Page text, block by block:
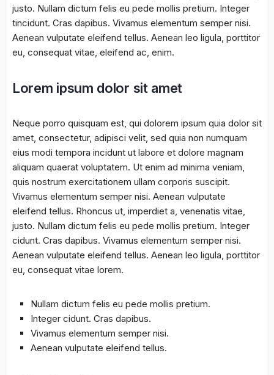
justo. Nullam dictum felis eu pede mollis pretium. Integer
tincidunt. Cras dapibus. Vivamus elementum semper nisi.
Aenean vulputate eleifend tellus. Aenean leo ligula, porttitor
eu, consequat vitae, eleifend ac, enim.
Lorem ipsum dolor sit amet
Neque porro quisquam est, qui dolorem ipsum quia dolor sit
amet, consectetur, adipisci velit, sed quia non numquam
eius modi tempora incidunt ut labore et dolore magnam
aliquam quaerat voluptatem. Ut enim ad minima veniam,
quis nostrum exercitationem ullam corporis suscipit.
Vivamus elementum semper nisi. Aenean vulputate
eleifend tellus. Rhoncus ut, imperdiet a, venenatis vitae,
justo. Nullam dictum felis eu pede mollis pretium. Integer
cidunt. Cras dapibus. Vivamus elementum semper nisi.
Aenean vulputate eleifend tellus. Aenean leo ligula, porttitor
eu, consequat vitae lorem.
Nullam dictum felis eu pede mollis pretium.
Integer cidunt. Cras dapibus.
Vivamus elementum semper nisi.
Aenean vulputate eleifend tellus.